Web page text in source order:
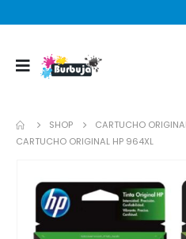
SHOP
CARTUCHO
CARTUCHO ORIGINAL HP 964XL